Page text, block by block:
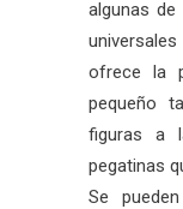
algunas
ofrece la
pequeño
figuras a
pegatinas
Se